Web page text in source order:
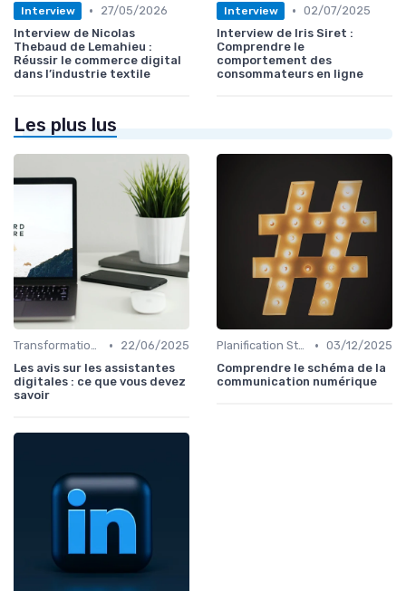
Interview •
27/05/2026
Interview de Nicolas
Thebaud de Lemahieu :
Réussir le commerce digital
dans l’industrie textile
Interview • 02/07/2025
Interview de Iris Siret :
Comprendre le
comportement des
consommateurs en ligne
Les plus lus
Transformation Numérique •
22/06/2025
Les avis sur les assistantes
digitales : ce que vous devez
savoir
Planification Stratégique Digitale • 03/12/2025
Comprendre le schéma de la
communication numérique